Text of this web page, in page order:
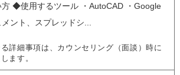
方 ◆使用するツール ・AutoCAD ・Google
メント、スプレッドシ...
詳細事項は、カウンセリング（面談）時に
ます。